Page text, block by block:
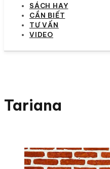
SÁCH HAY
CẦN BIẾT
TƯ VẤN
VIDEO
Tariana